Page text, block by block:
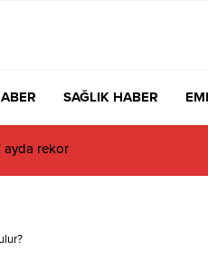
SAĞLIK HABER
ayda rekor